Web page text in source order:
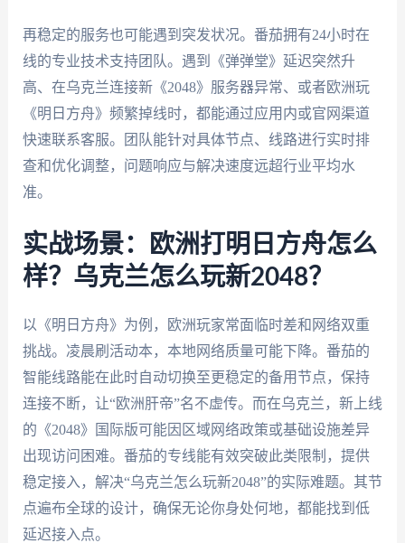
再稳定的服务也可能遇到突发状况。番茄拥有24小时在
线的专业技术支持团队。遇到《弹弹堂》延迟突然升
高、在乌克兰连接新《2048》服务器异常、或者欧洲玩
《明日方舟》频繁掉线时，都能通过应用内或官网渠道
快速联系客服。团队能针对具体节点、线路进行实时排
查和优化调整，问题响应与解决速度远超行业平均水
准。
实战场景：欧洲打明日方舟怎么
样？乌克兰怎么玩新2048？
以《明日方舟》为例，欧洲玩家常面临时差和网络双重
挑战。凌晨刷活动本，本地网络质量可能下降。番茄的
智能线路能在此时自动切换至更稳定的备用节点，保持
连接不断，让“欧洲肝帝”名不虚传。而在乌克兰，新上线
的《2048》国际版可能因区域网络政策或基础设施差异
出现访问困难。番茄的专线能有效突破此类限制，提供
稳定接入，解决“乌克兰怎么玩新2048”的实际难题。其节
点遍布全球的设计，确保无论你身处何地，都能找到低
延迟接入点。